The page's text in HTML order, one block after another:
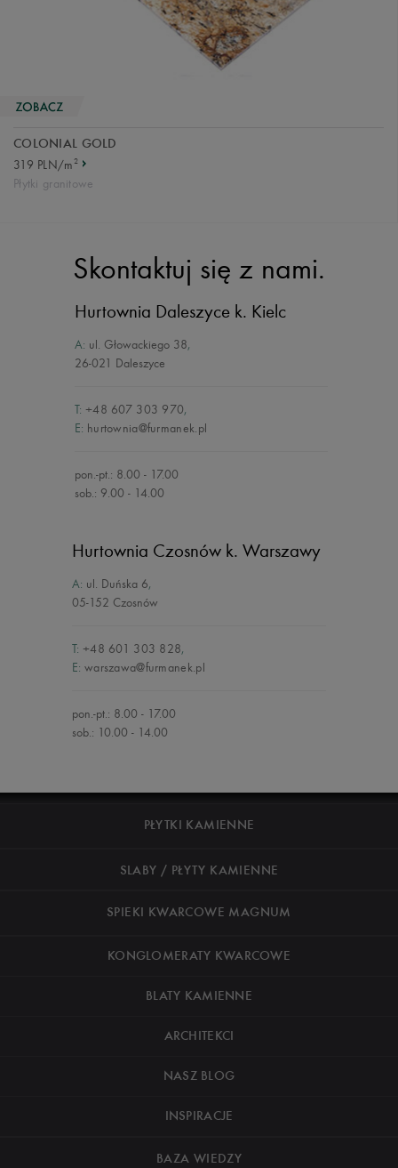
COLONIAL GOLD
319 PLN/m2
Płytki granitowe
Skontaktuj się z nami.
Hurtownia Daleszyce k. Kielc
A: ul. Głowackiego 38,
26-021 Daleszyce
T: +48 607 303 970,
E: hurtownia@furmanek.pl
pon.-pt.: 8.00 - 17.00
sob.: 9.00 - 14.00
Hurtownia Czosnów k. Warszawy
A: ul. Duńska 6,
05-152 Czosnów
T: +48 601 303 828,
E: warszawa@furmanek.pl
pon.-pt.: 8.00 - 17.00
sob.: 10.00 - 14.00
PŁYTKI KAMIENNE
SLABY / PŁYTY KAMIENNE
SPIEKI KWARCOWE MAGNUM
KONGLOMERATY KWARCOWE
BLATY KAMIENNE
ARCHITEKCI
NASZ BLOG
INSPIRACJE
BAZA WIEDZY